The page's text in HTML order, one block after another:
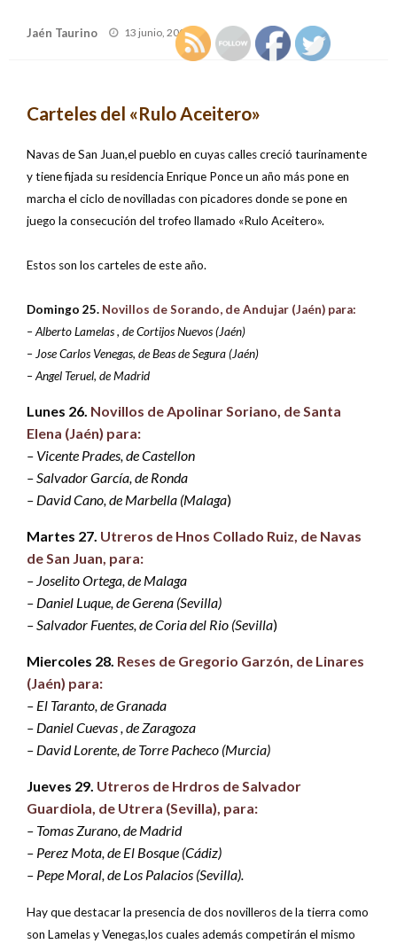
Jaén Taurino
Publicado
13 junio, 2006
Carteles del «Rulo Aceitero»
Navas de San Juan,el pueblo en cuyas calles creció taurinamente
y tiene fijada su residencia Enrique Ponce un año más pone en
marcha el ciclo de novilladas con picadores donde se pone en
juego la consecución del trofeo llamado «Rulo Aceitero».
Estos son los carteles de este año.
Domingo 25. Novillos de Sorando, de Andujar (Jaén) para:
– Alberto Lamelas , de Cortijos Nuevos (Jaén)
– Jose Carlos Venegas, de Beas de Segura (Jaén)
– Angel Teruel, de Madrid
Lunes 26. Novillos de Apolinar Soriano, de Santa
Elena (Jaén) para:
– Vicente Prades, de Castellon
– Salvador García, de Ronda
– David Cano, de Marbella (Malaga)
Martes 27. Utreros de Hnos Collado Ruiz, de Navas
de San Juan, para:
– Joselito Ortega, de Malaga
– Daniel Luque, de Gerena (Sevilla)
– Salvador Fuentes, de Coria del Rio (Sevilla)
Miercoles 28. Reses de Gregorio Garzón, de Linares
(Jaén) para:
– El Taranto, de Granada
– Daniel Cuevas , de Zaragoza
– David Lorente, de Torre Pacheco (Murcia)
Jueves 29. Utreros de Hrdros de Salvador
Guardiola, de Utrera (Sevilla), para:
– Tomas Zurano, de Madrid
– Perez Mota, de El Bosque (Cádiz)
– Pepe Moral, de Los Palacios (Sevilla).
Hay que destacar la presencia de dos novilleros de la tierra como
son Lamelas y Venegas,los cuales además competirán el mismo